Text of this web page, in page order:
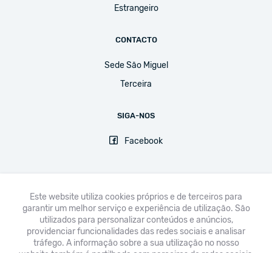
Estrangeiro
CONTACTO
Sede São Miguel
Terceira
SIGA-NOS
Facebook
FNE UGT CPLP-SE CSEE-ETUCE EI-IE CSI
Avisos legais & Política de Privacidade
Este website utiliza cookies próprios e de terceiros para
garantir um melhor serviço e experiência de utilização. São
utilizados para personalizar conteúdos e anúncios,
providenciar funcionalidades das redes sociais e analisar
tráfego. A informação sobre a sua utilização no nosso